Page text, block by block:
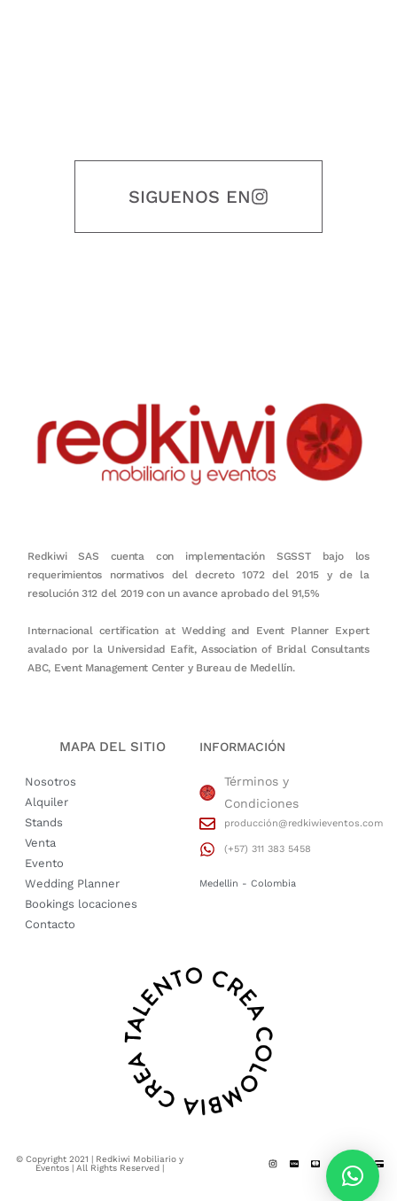
SIGUENOS EN
Redkiwi SAS cuenta con implementación SGSST bajo los
requerimientos normativos del decreto 1072 del 2015 y de la
resolución 312 del 2019 con un avance aprobado del 91,5%
Internacional certification at Wedding and Event Planner Expert
avalado por la Universidad Eafit, Association of Bridal Consultants
ABC, Event Management Center y Bureau de Medellín.
MAPA DEL SITIO
Nosotros
Alquiler
Stands
Venta
Evento
Wedding Planner
Bookings locaciones
Contacto
INFORMACIÓN
Términos y
Condiciones
producción@redkiwieventos.com
(+57) 311 383 5458
Medellin - Colombia
© Copyright 2021 | Redkiwi Mobiliario y
Eventos | All Rights Reserved |